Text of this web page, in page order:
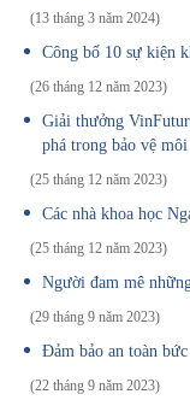
(13 tháng 3 năm 2024)
Công bố 10 sự kiện
(26 tháng 12 năm 2023)
Giải thưởng
phá trong bảo vệ
(25 tháng 12 năm 2023)
Các nhà khoa học
(25 tháng 12 năm 2023)
Người đam mê
(29 tháng 9 năm 2023)
Đảm bảo an toàn
(22 tháng 9 năm 2023)